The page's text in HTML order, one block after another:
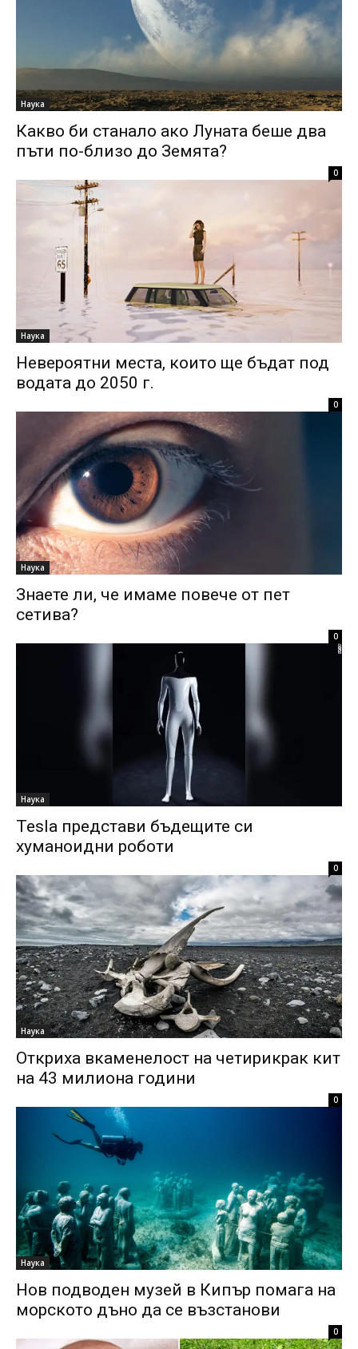
Наука
Какво би станало ако Луната беше два
пъти по-близо до Земята?
0
Наука
Невероятни места, които ще бъдат под
водата до 2050 г.
0
Наука
Знаете ли, че имаме повече от пет
сетива?
0
Наука
Tesla представи бъдещите си
хуманоидни роботи
0
Наука
Откриха вкаменелост на четирикрак кит
на 43 милиона години
0
Наука
Нов подводен музей в Кипър помага на
морското дъно да се възстанови
0